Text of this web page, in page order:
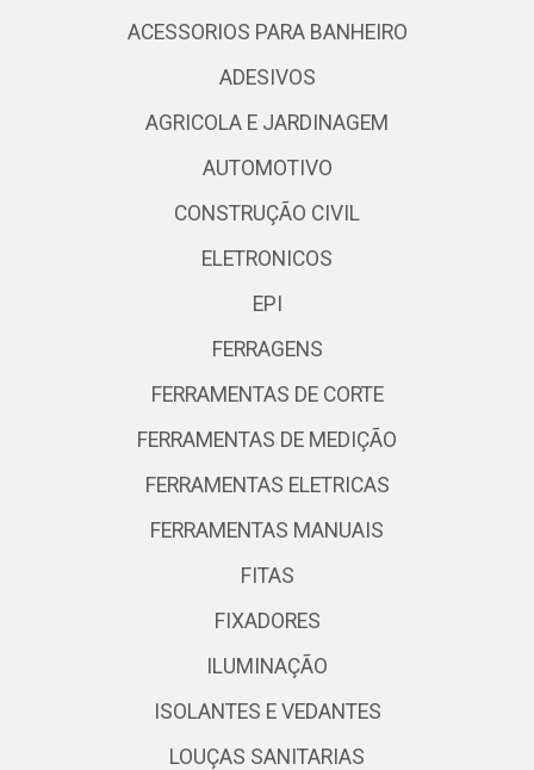
ACESSORIOS PARA BANHEIRO
ADESIVOS
AGRICOLA E JARDINAGEM
AUTOMOTIVO
CONSTRUÇÃO CIVIL
ELETRONICOS
EPI
FERRAGENS
FERRAMENTAS DE CORTE
FERRAMENTAS DE MEDIÇÃO
FERRAMENTAS ELETRICAS
FERRAMENTAS MANUAIS
FITAS
FIXADORES
ILUMINAÇÃO
ISOLANTES E VEDANTES
LOUÇAS SANITARIAS